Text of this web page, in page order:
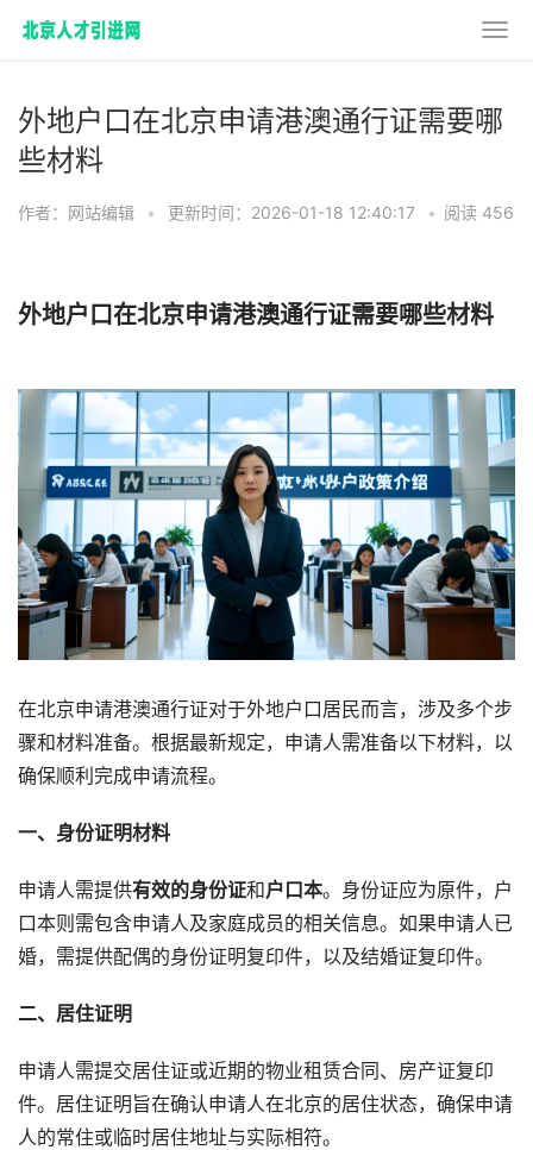
外地户口在北京申请港澳通行证需要哪
些材料
作者：网站编辑 • 更新时间：2026-01-18 12:40:17 • 阅读 456
外地户口在北京申请港澳通行证需要哪些材料
在北京申请港澳通行证对于外地户口居民而言，涉及多个步
骤和材料准备。根据最新规定，申请人需准备以下材料，以
确保顺利完成申请流程。
一、身份证明材料
申请人需提供有效的身份证和户口本。身份证应为原件，户
口本则需包含申请人及家庭成员的相关信息。如果申请人已
婚，需提供配偶的身份证明复印件，以及结婚证复印件。
二、居住证明
申请人需提交居住证或近期的物业租赁合同、房产证复印
件。居住证明旨在确认申请人在北京的居住状态，确保申请
人的常住或临时居住地址与实际相符。